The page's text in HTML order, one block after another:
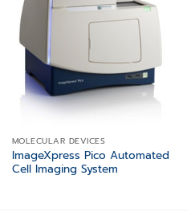
Add to
wishlist
MOLECULAR DEVICES
ImageXpress Pico Automated
Cell Imaging System